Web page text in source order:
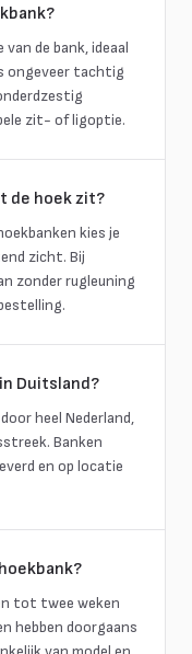
de bank, ideaal
ongeveer tachtig
zit- of ligoptie.
de hoek zit?
kies je
zicht. Bij
zonder rugleuning
Duitsland?
heel Nederland,
Banken
en op locatie
tot twee weken
hebben doorgaans